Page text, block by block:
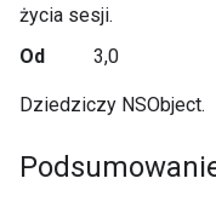
życia sesji.
Od
3,0
Dziedziczy NSObject.